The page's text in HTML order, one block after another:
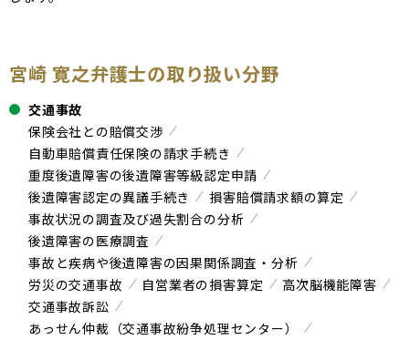
宮崎 寛之弁護士の取り扱い分野
交通事故
保険会社との賠償交渉
自動車賠償責任保険の請求手続き
重度後遺障害の後遺障害等級認定申請
後遺障害認定の異議手続き
損害賠償請求額の算定
事故状況の調査及び過失割合の分析
後遺障害の医療調査
事故と疾病や後遺障害の因果関係調査・分析
労災の交通事故
自営業者の損害算定
高次脳機能障害
交通事故訴訟
あっせん仲裁（交通事故紛争処理センター）